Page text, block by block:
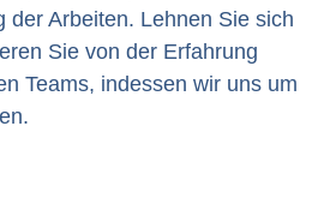
der Arbeiten. Lehnen Sie sich
Sie von der Erfahrung
Teams, indessen wir uns um